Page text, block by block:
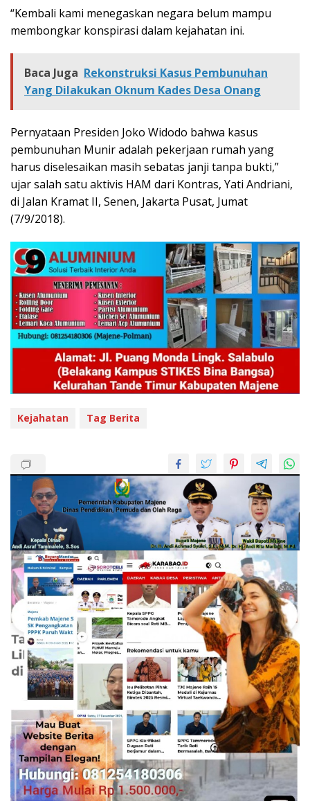
“Kembali kami menegaskan negara belum mampu
membongkar konspirasi dalam kejahatan ini.
Baca Juga Rekonstruksi Kasus Pembunuhan
Yang Dilakukan Oknum Kades Desa Onang
Pernyataan Presiden Joko Widodo bahwa kasus
pembunuhan Munir adalah pekerjaan rumah yang
harus diselesaikan masih sebatas janji tanpa bukti,”
ujar salah satu aktivis HAM dari Kontras, Yati Andriani,
di Jalan Kramat II, Senen, Jakarta Pusat, Jumat
(7/9/2018).
Kejahatan Tag Berita